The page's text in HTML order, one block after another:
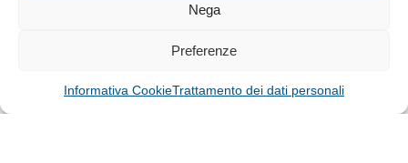
Nega
Preferenze
Informativa CookieTrattamento dei dati personali